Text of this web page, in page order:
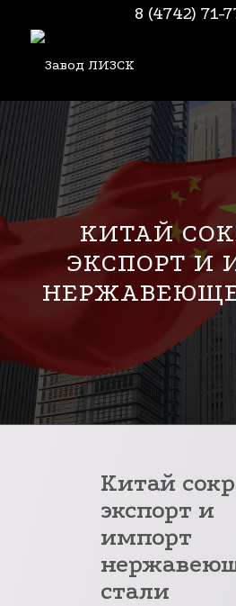
8 (4742) 71-
КИТАЙ
ЭКСПОРТ И
Китай
экспорт и
импорт
стали